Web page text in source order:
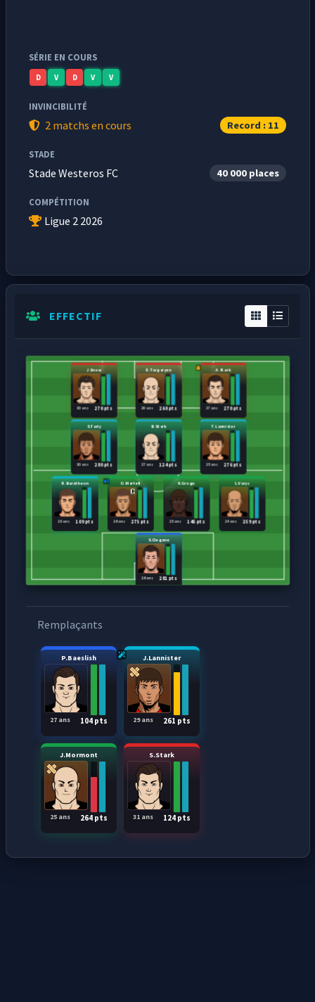
SÉRIE EN COURS
D V D V V
INVINCIBILITÉ
2 matchs en cours Record : 11
STADE
Stade Westeros FC 40 000 places
COMPÉTITION
Ligue 2 2026
EFFECTIF
S.Clegane
281 pts
26 ans
R.Baratheon
109 pts
28 ans
O.Martell
275 pts
26 ans
K.Grogo
145 pts
25 ans
L.Varys
259 pts
24 ans
S.Tarly
280 pts
30 ans
B.Stark
124 pts
27 ans
T.Lannister
276 pts
25 ans
J.Snow
270 pts
30 ans
D.Targaryen
260 pts
20 ans
A.Stark
270 pts
27 ans
Remplaçants
P.Baeslish
104 pts
27 ans
J.Lannister
261 pts
29 ans
J.Mormont
264 pts
25 ans
S.Stark
124 pts
31 ans